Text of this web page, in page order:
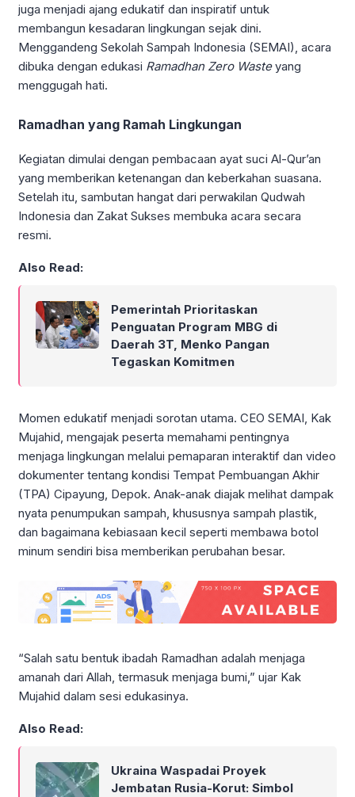
juga menjadi ajang edukatif dan inspiratif untuk
membangun kesadaran lingkungan sejak dini.
Menggandeng Sekolah Sampah Indonesia (SEMAI), acara
dibuka dengan edukasi Ramadhan Zero Wasteyang
menggugah hati.
Ramadhan yang Ramah Lingkungan
Kegiatan dimulai dengan pembacaan ayat suci Al-Qur’an
yang memberikan ketenangan dan keberkahan suasana.
Setelah itu, sambutan hangat dari perwakilan Qudwah
Indonesia dan Zakat Sukses membuka acara secara
resmi.
Also Read:
Pemerintah Prioritaskan
Penguatan Program MBG di
Daerah 3T, Menko Pangan
Tegaskan Komitmen
Momen edukatif menjadi sorotan utama. CEO SEMAI, Kak
Mujahid, mengajak peserta memahami pentingnya
menjaga lingkungan melalui pemaparan interaktif dan video
dokumenter tentang kondisi Tempat Pembuangan Akhir
(TPA) Cipayung, Depok. Anak-anak diajak melihat dampak
nyata penumpukan sampah, khususnya sampah plastik,
dan bagaimana kebiasaan kecil seperti membawa botol
minum sendiri bisa memberikan perubahan besar.
“Salah satu bentuk ibadah Ramadhan adalah menjaga
amanah dari Allah, termasuk menjaga bumi,” ujar Kak
Mujahid dalam sesi edukasinya.
Also Read:
Ukraina Waspadai Proyek
Jembatan Rusia-Korut: Simbol